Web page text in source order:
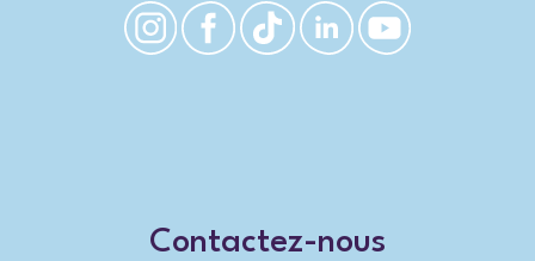
Contactez-nous